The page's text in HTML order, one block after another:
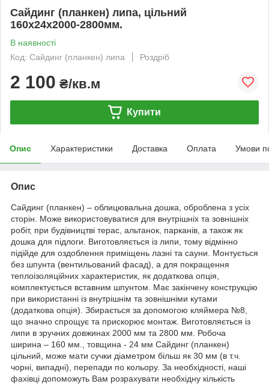
Сайдинг (планкен) липа, цільний
160х24х2000-2800мм.
В наявності
Код: Сайдинг (планкен) липа
Роздріб
2 100 ₴/кв.м
Купити
Опис Характеристики Доставка Оплата Умови
Опис
Сайдинг (планкен) – облицювальна дошка, оброблена з усіх
сторін. Може використовуватися для внутрішніх та зовнішніх
робіт, при будівництві терас, альтанок, парканів, а також як
дошка для підлоги. Виготовляється із липи, тому відмінно
підійде для оздоблення приміщень лазні та сауни. Монтується
без шпунта (вентильований фасад), а для покращення
теплоізоляційних характеристик, як додаткова опція,
комплектується вставним шпунтом. Має закінчену конструкцію
при використанні із внутрішнім та зовнішніми кутами
(додаткова опція). Збирається за допомогою кляймера №8,
що значно спрощує та прискорює монтаж. Виготовляється із
липи в зручних довжинах 2000 мм та 2800 мм. Робоча
ширина – 160 мм., товщина - 24 мм Сайдинг (планкен)
цільний, може мати сучки діаметром більш як 30 мм (в т.ч.
чорні, випадні), перепади по кольору. За необхідності, наші
фахівці допоможуть Вам розрахувати необхідну кількість